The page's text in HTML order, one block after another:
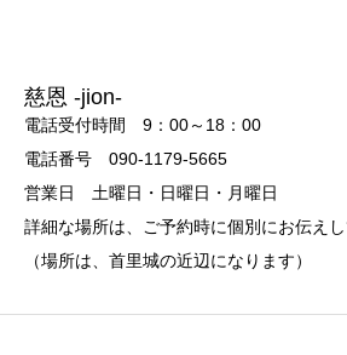
慈恩 -jion-
電話受付時間 9：00～18：00
電話番号 090-1179-5665
営業日 土曜日・日曜日・月曜日
詳細な場所は、ご予約時に個別にお伝えし
（場所は、首里城の近辺になります）